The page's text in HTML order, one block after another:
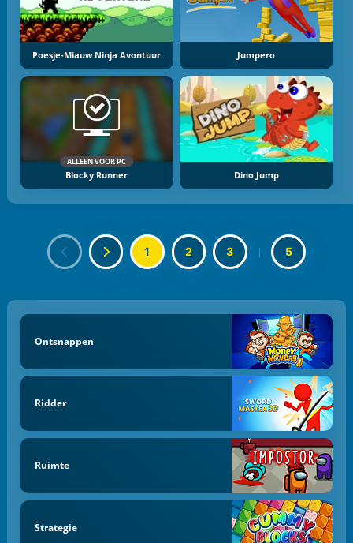
Poesje-Miauw Ninja Avontuur Jumpero
ALLEEN VOOR PC
Blocky Runner Dino Jump
1 2 3 | 5
Ontsnappen
Ridder
Ruimte
Strategie